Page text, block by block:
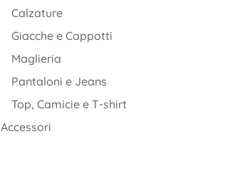
Calzature
Giacche e Cappotti
Maglieria
Pantaloni e Jeans
Top, Camicie e T-shirt
Accessori